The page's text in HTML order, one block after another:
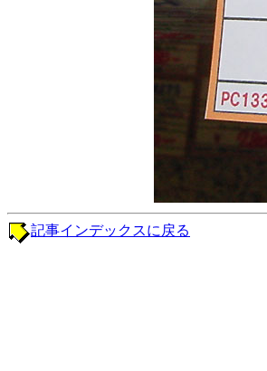
記事インデックスに戻る